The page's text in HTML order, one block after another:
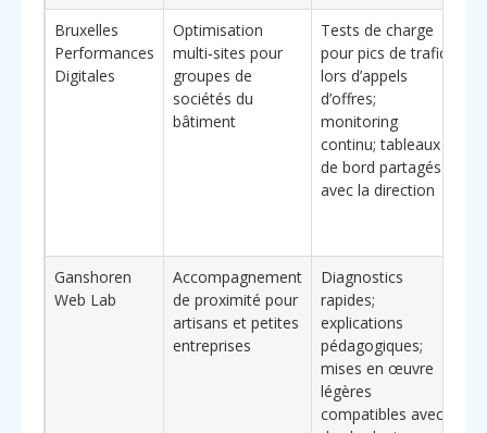
Bruxelles
Performances
Digitales
Optimisation
multi‑sites pour
groupes de
sociétés du
bâtiment
Tests de charge
pour pics de trafic
lors d’appels
d’offres;
monitoring
continu; tableaux
de bord partagés
avec la direction
Ganshoren
Web Lab
Accompagnement
de proximité pour
artisans et petites
entreprises
Diagnostics
rapides;
explications
pédagogiques;
mises en œuvre
légères
compatibles avec